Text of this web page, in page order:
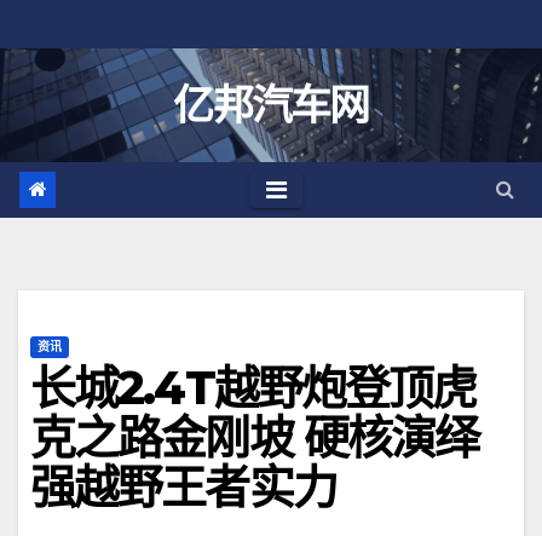
至
亿邦汽车网
资讯
长城2.4T越野炮登顶虎
克之路金刚坡 硬核演绎
强越野王者实力